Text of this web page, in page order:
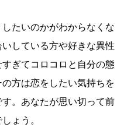
たいのかがわからなくな
している方や好きな異性
ぎてコロコロと自分の態
方は恋をしたい気持ちを
。あなたが思い切って前
ょう。